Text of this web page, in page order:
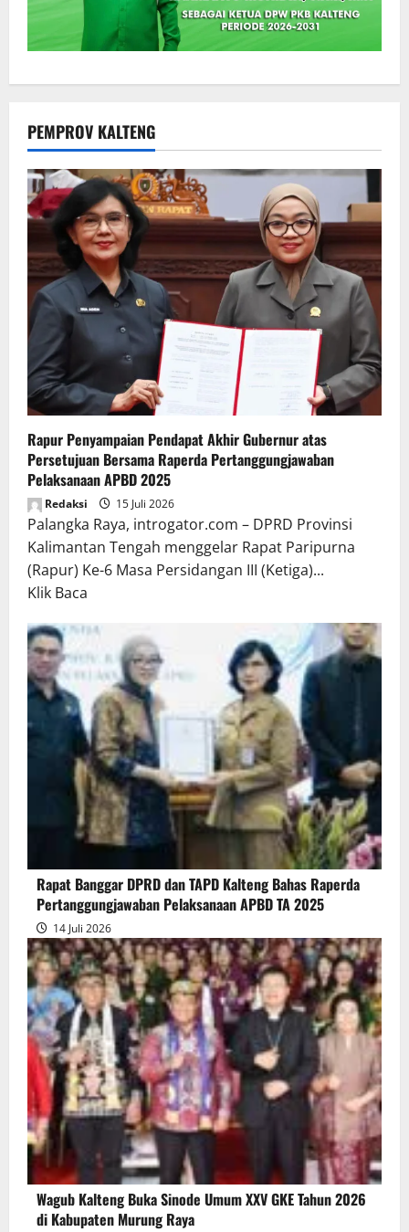
PEMPROV KALTENG
Rapur Penyampaian Pendapat Akhir Gubernur atas
Persetujuan Bersama Raperda Pertanggungjawaban
Pelaksanaan APBD 2025
Redaksi 15 Juli 2026
Palangka Raya, introgator.com – DPRD Provinsi
Kalimantan Tengah menggelar Rapat Paripurna
(Rapur) Ke-6 Masa Persidangan III (Ketiga)...
Klik Baca
about
Rapur
Penyampaian
Pendapat
Akhir
Gubernur
atas
Persetujuan
Bersama
Raperda
Pertanggungjawaban
Pelaksanaan
APBD
2025
Rapat Banggar DPRD dan TAPD Kalteng Bahas Raperda
Pertanggungjawaban Pelaksanaan APBD TA 2025
14 Juli 2026
Wagub Kalteng Buka Sinode Umum XXV GKE Tahun 2026
di Kabupaten Murung Raya